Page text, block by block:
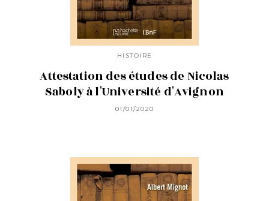
HISTOIRE
Attestation des études de Nicolas
Saboly à l'Université d'Avignon
01/01/2020